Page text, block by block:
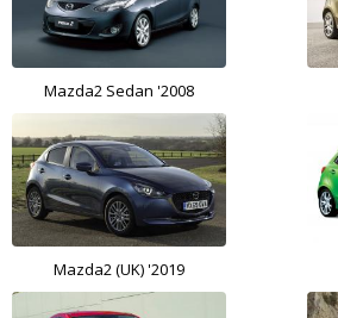
Mazda2 Sedan '2008
Mazda2 (UK) '2019